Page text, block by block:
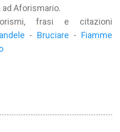
Aforismario.
frasi e citazioni
- Bruciare - Fiamme